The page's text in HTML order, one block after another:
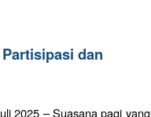
dan
2025 – Suasana pagi yang